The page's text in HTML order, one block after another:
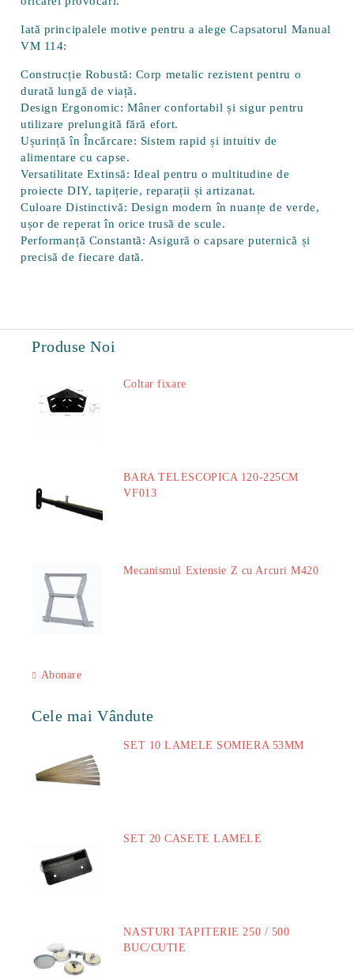
Iată principalele motive pentru a alege Capsatorul Manual
VM 114:
Construcție Robustă: Corp metalic rezistent pentru o
durată lungă de viață.
Design Ergonomic: Mâner confortabil și sigur pentru
utilizare prelungită fără efort.
Ușurință în Încărcare: Sistem rapid și intuitiv de
alimentare cu capse.
Versatilitate Extinsă: Ideal pentru o multitudine de
proiecte DIY, tapițerie, reparații și artizanat.
Culoare Distinctivă: Design modern în nuanțe de verde,
ușor de reperat în orice trusă de scule.
Performanță Constantă: Asigură o capsare puternică și
precisă de fiecare dată.
Produse Noi
Coltar fixare
BARA TELESCOPICA 120-225CM
VF013
Mecanismul Extensie Z cu Arcuri M420
Abonare
Cele mai Vândute
SET 10 LAMELE SOMIERA 53MM
SET 20 CASETE LAMELE
NASTURI TAPITERIE 250 / 500
BUC/CUTIE